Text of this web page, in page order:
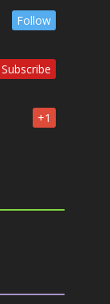
Follow
Subscribe
+1